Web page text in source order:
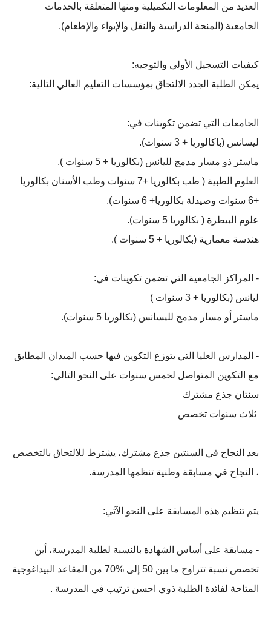
العديد من المعلومات التكميلية ومنها المتعلقة بالخدمات
الجامعية (المنحة الدراسية والنقل والإيواء والإطعام).
كيفيات التسجيل الأولي والتوجيه:
يمكن الطلبة الجدد الالتحاق بمؤسسات التعليم العالي التالية:
الجامعات التي تضمن تكوينات في:
ليسانس (باكالوريا + 3 سنوات).
ماستر ذو مسار مدمج لليانس (بكالوريا + 5 سنوات ).
العلوم الطبية ( طب بكالوريا +7 سنوات وطب الأسنان بكالوريا
+6 سنوات وصيدلة بكالوريا+ 6 سنوات).
علوم البيطرة ( بكالوريا 5 سنوات).
هندسة معمارية (بكالوريا + 5 سنوات ).
- المراكز الجامعية التي تضمن تكوينات في:
ليانس (بكالوريا + 3 سنوات )
ماستر أو مسار مدمج لليسانس (بكالوريا 5 سنوات).
- المدارس العليا التي يتوزع التكوين فيها حسب الميدان المطابق
مع التكوين المتواصل لخمس سنوات على النحو التالي:
سنتان جذع مشترك
ثلاث سنوات تخصص
بعد النجاح في السنتين جذع مشترك، يشترط للالتحاق بالتخصص
، النجاح في مسابقة وطنية تنظمها المدرسة.
يتم تنظيم هذه المسابقة على النحو الآتي:
- مسابقة على أساس الشهادة بالنسبة لطلبة المدرسة، أين
تخصص نسبة تتراوح ما بين 50 إلى %70 من المقاعد البيداغوجية
المتاحة لفائدة الطلبة ذوي احسن ترتيب في المدرسة .